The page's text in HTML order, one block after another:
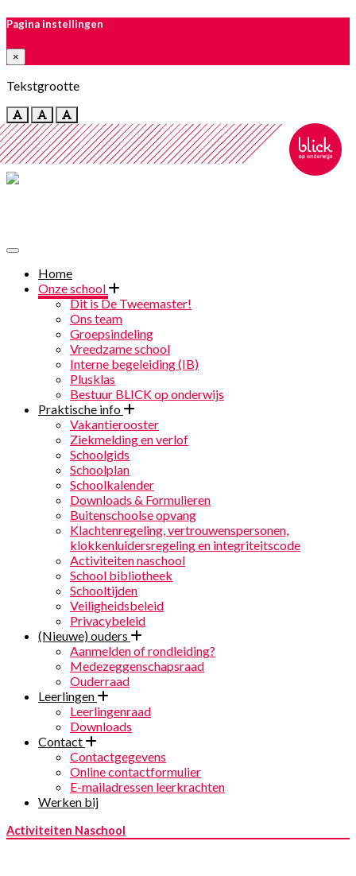
Pagina instellingen
×
Tekstgrootte
Toggle navigation
Home
Onze school
Dit is De Tweemaster!
Ons team
Groepsindeling
Vreedzame school
Interne begeleiding (IB)
Plusklas
Bestuur BLICK op onderwijs
Praktische info
Vakantierooster
Ziekmelding en verlof
Schoolgids
Schoolplan
Schoolkalender
Downloads & Formulieren
Buitenschoolse opvang
Klachtenregeling, vertrouwenspersonen,
klokkenluidersregeling en integriteitscode
Activiteiten naschool
School bibliotheek
Schooltijden
Veiligheidsbeleid
Privacybeleid
(Nieuwe) ouders
Aanmelden of rondleiding?
Medezeggenschapsraad
Ouderraad
Leerlingen
Leerlingenraad
Downloads
Contact
Contactgegevens
Online contactformulier
E-mailadressen leerkrachten
Werken bij
Activiteiten Naschool